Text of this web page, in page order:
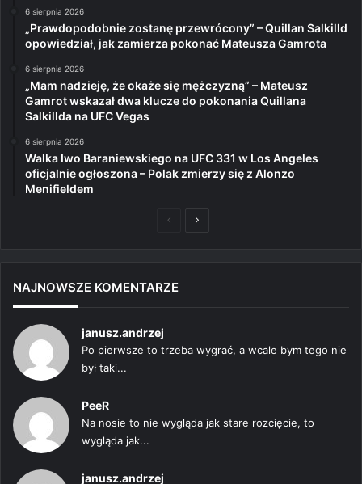
6 sierpnia 2026
„Prawdopodobnie zostanę przewrócony” – Quillan Salkilld
opowiedział, jak zamierza pokonać Mateusza Gamrota
6 sierpnia 2026
„Mam nadzieję, że okaże się mężczyzną” – Mateusz
Gamrot wskazał dwa klucze do pokonania Quillana
Salkillda na UFC Vegas
6 sierpnia 2026
Walka Iwo Baraniewskiego na UFC 331 w Los Angeles
oficjalnie ogłoszona – Polak zmierzy się z Alonzo
Menifieldem
PoprzedniaNastępna
NAJNOWSZE KOMENTARZE
janusz.andrzej
Po pierwsze to trzeba wygrać, a wcale bym tego nie
był taki...
PeeR
Na nosie to nie wygląda jak stare rozcięcie, to
wygląda jak...
janusz.andrzej